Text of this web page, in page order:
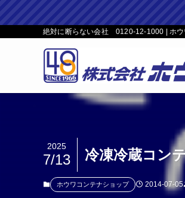
絶対に断らない会社 0120-12-1000 | ホウ
冷凍冷蔵コン
2025
7/13
ホウワコンテナショップ 2014-07-05